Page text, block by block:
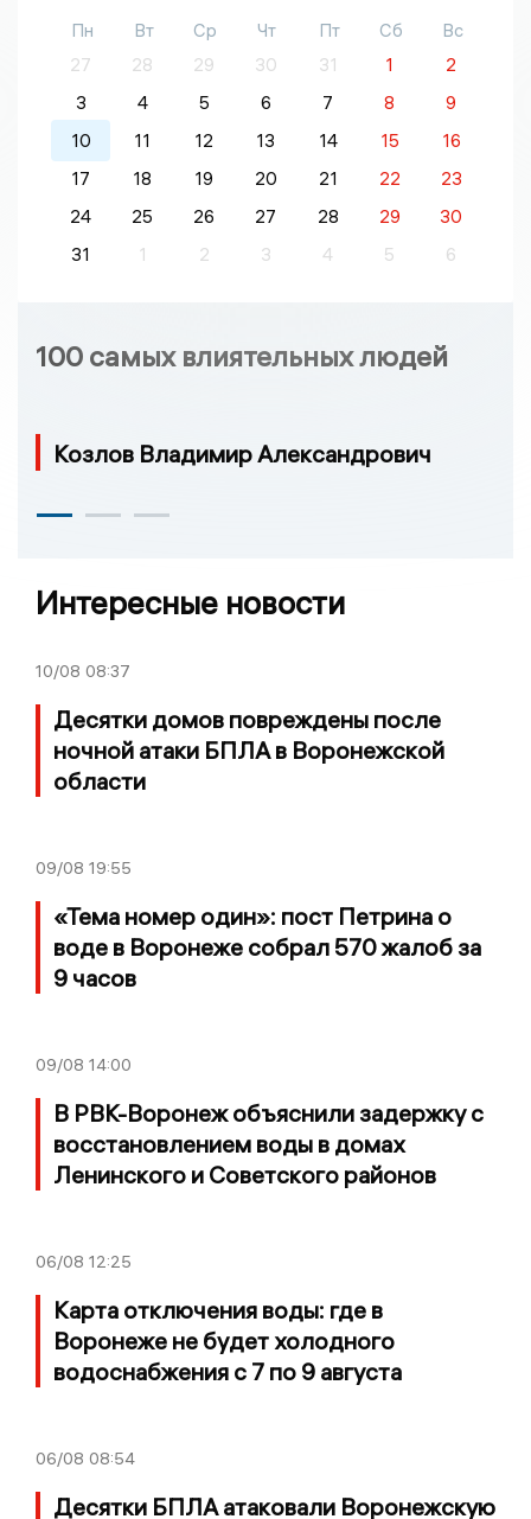
Пн Вт Ср Чт Пт Сб
Вс
27
28 29 30 31 1
2
3
4 5 6 7 8
9
10
11 12 13 14 15
16
17
18 19 20 21 22
23
24
25 26 27 28 29
30
31
1 2 3 4 5 6
100 самых влиятельных людей
Козлов Владимир Александрович
Интересные новости
10/08 08:37
Десятки домов повреждены после
ночной атаки БПЛА в Воронежской
области
09/08 19:55
«Тема номер один»: пост Петрина о
воде в Воронеже собрал 570 жалоб за
9 часов
09/08 14:00
В РВК-Воронеж объяснили задержку с
восстановлением воды в домах
Ленинского и Советского районов
06/08 12:25
Карта отключения воды: где в
Воронеже не будет холодного
водоснабжения с 7 по 9 августа
06/08 08:54
Десятки БПЛА атаковали Воронежскую